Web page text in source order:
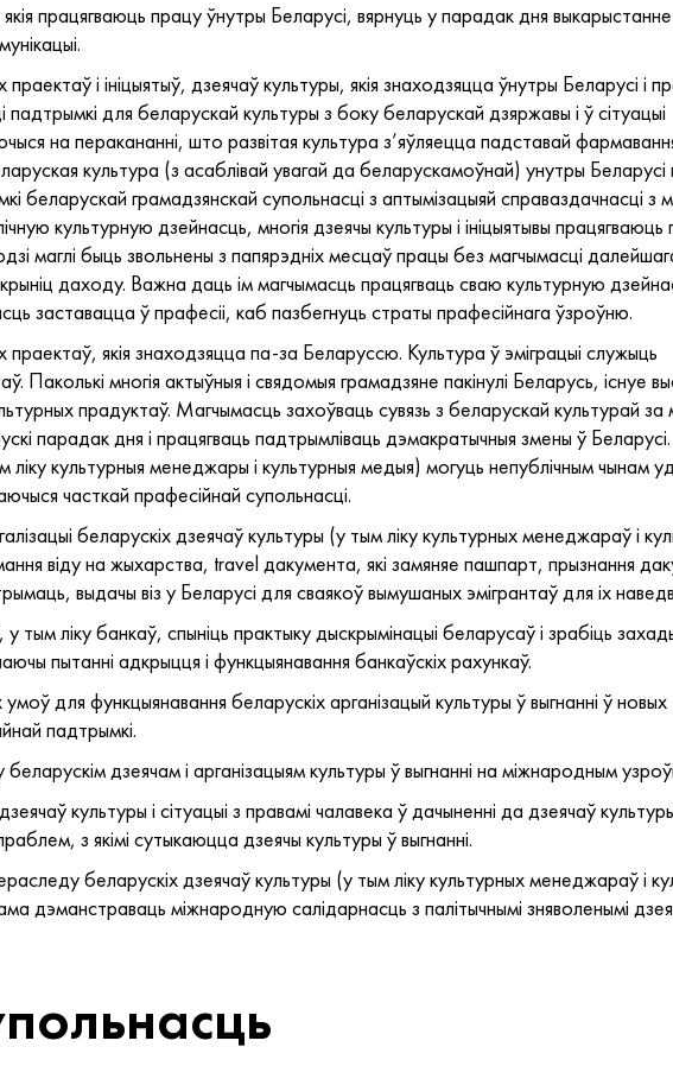
працягваюць працу ўнутры Беларусі, вярнуць у парадак дня
і ініцыятыў, дзеячаў культуры, якія знаходзяцца ўнутры Беларусі і
для беларускай культуры з боку беларускай дзяржавы і ў сітуацыі
на перакананні, што развітая культура з’яўляецца падставай
культура (з асаблівай увагай да беларускамоўнай) унутры Беларусі
беларускай грамадзянскай супольнасці з аптымізацыяй справаздачнасці з
культурную дзейнасць, многія дзеячы культуры і ініцыятывы
маглі быць звольнены з папярэдніх месцаў працы без магчымасці
даходу. Важна даць ім магчымасць працягваць сваю культурную
заставацца ў прафесіі, каб пазбегнуць страты прафесійнага ўзроўню.
якія знаходзяцца па-за Беларуссю. Культура ў эміграцыі служыць
Паколькі многія актыўныя і свядомыя грамадзяне пакінулі Беларусь, існуе
прадуктаў. Магчымасць захоўваць сувязь з беларускай культурай
парадак дня і працягваць падтрымліваць дэмакратычныя змены ў
ліку культурныя менеджары і культурныя медыя) могуць непублічным чынам
часткай прафесійнай супольнасці.
беларускіх дзеячаў культуры (у тым ліку культурных менеджараў і
віду на жыхарства, travel дакумента, які замяняе пашпарт, прызнання
выдачы віз у Беларусі для сваякоў вымушаных эмігрантаў для іх
тым ліку банкаў, спыніць практыку дыскрымінацыі беларусаў і зрабіць
пытанні адкрыцця і функцыянавання банкаўскіх рахункаў.
для функцыянавання беларускіх арганізацый культуры ў выгнанні ў новых
падтрымкі.
дзеячам і арганізацыям культуры ў выгнанні на міжнародным
культуры і сітуацыі з правамі чалавека ў дачыненні да дзеячаў
з якімі сутыкаюцца дзеячы культуры ў выгнанні.
беларускіх дзеячаў культуры (у тым ліку культурных менеджараў і
дэманстраваць міжнародную салідарнасць з палітычнымі зняволенымі